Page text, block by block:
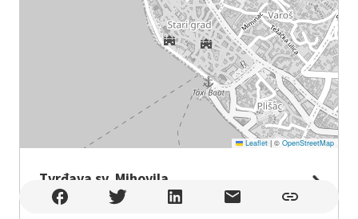
Leaflet |© OpenStreetMap
Tvrđava sv. Mihovila
Tvrđava sv. Mihovila , Šibenik